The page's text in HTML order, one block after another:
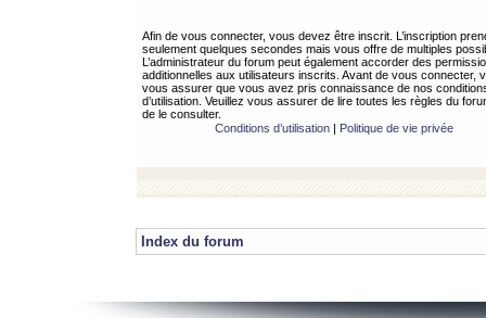
Afin de vous connecter, vous devez être inscrit. L’inscription
seulement quelques secondes mais vous offre de multiples
L’administrateur du forum peut également accorder des
additionnelles aux utilisateurs inscrits. Avant de vous connecter,
vous assurer que vous avez pris connaissance de nos
d’utilisation. Veuillez vous assurer de lire toutes les règles du
de le consulter.
Conditions d’utilisation| Politique de vie privée
Index du forum